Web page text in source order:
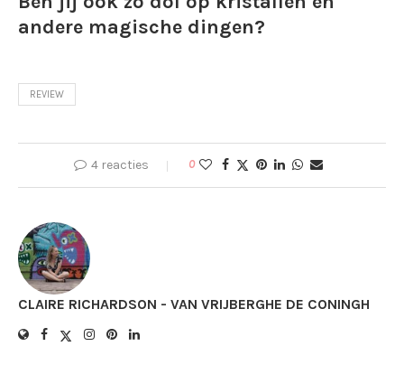
andere magische dingen?
REVIEW
4 reacties 0
CLAIRE RICHARDSON - VAN VRIJBERGHE DE CONINGH